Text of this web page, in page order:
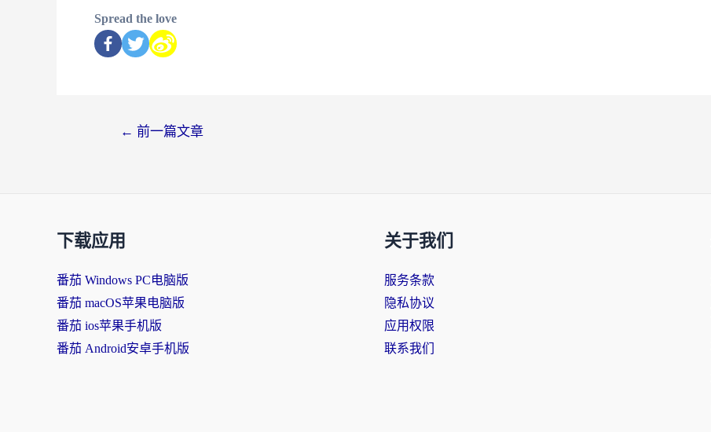
Spread the love
← 前一篇文章
下载应用
番茄 Windows PC电脑版
番茄 macOS苹果电脑版
番茄 ios苹果手机版
番茄 Android安卓手机版
关于我们
服务条款
隐私协议
应用权限
联系我们